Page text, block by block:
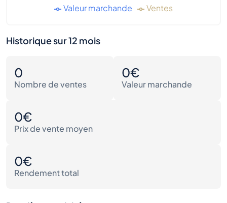
Valeur marchande Ventes
Historique sur 12 mois
0
Nombre de ventes
0€
Valeur marchande
0€
Prix de vente moyen
0€
Rendement total